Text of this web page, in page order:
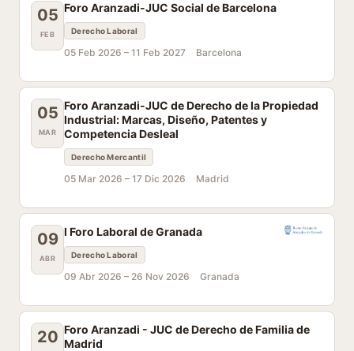
05
FEB
Foro Aranzadi-JUC Social de Barcelona
Derecho Laboral
05 Feb 2026 – 11 Feb 2027 Barcelona
05
MAR
Foro Aranzadi-JUC de Derecho de la Propiedad
Industrial: Marcas, Diseño, Patentes y
Competencia Desleal
Derecho Mercantil
05 Mar 2026 – 17 Dic 2026 Madrid
09
ABR
I Foro Laboral de Granada
Derecho Laboral
09 Abr 2026 – 26 Nov 2026 Granada
20 Foro Aranzadi - JUC de Derecho de Familia de
Madrid